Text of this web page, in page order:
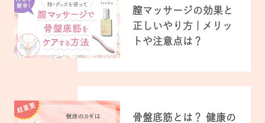
膣マッサージの効果と
正しいやり方 | メリッ
トや注意点は？
骨盤底筋とは？ 健康の